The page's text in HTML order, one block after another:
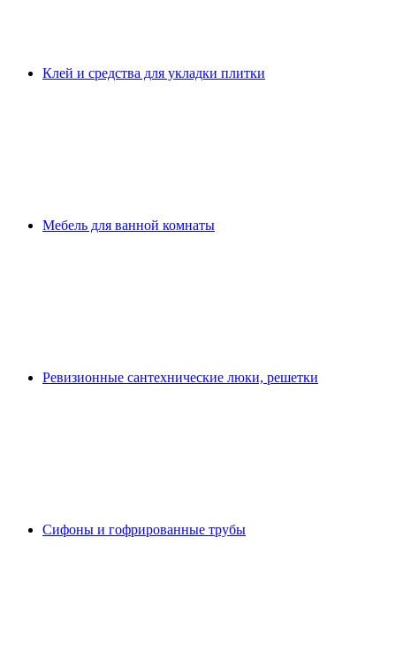
Клей и средства для укладки плитки
Мебель для ванной комнаты
Ревизионные сантехнические люки, решетки
Сифоны и гофрированные трубы